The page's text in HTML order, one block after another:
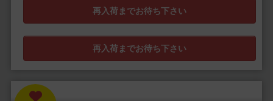
再入荷までお待ち下さい
再入荷までお待ち下さい